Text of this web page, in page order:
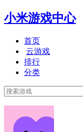
小米游戏中心
首页
云游戏
排行
分类